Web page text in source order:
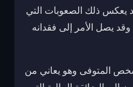
ذلك الصعوبات التي
يصل الأمر إلى فقدانه
المتوفى وهو يعاني من